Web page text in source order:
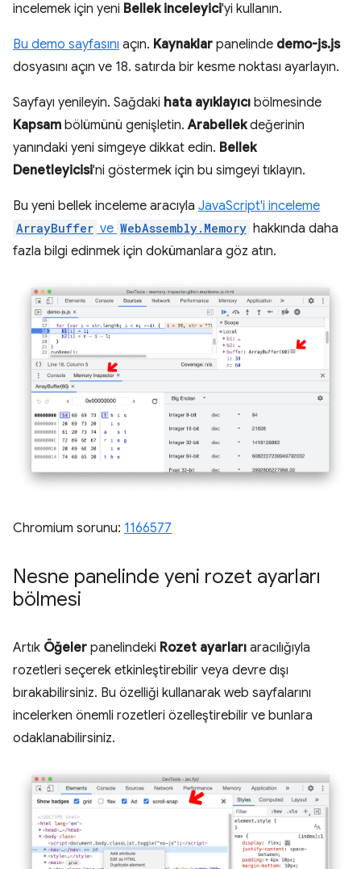
incelemek için yeni Bellek inceleyici'yi kullanın.
Bu demo sayfasını açın. Kaynaklar panelinde demo-js.js
dosyasını açın ve 18. satırda bir kesme noktası ayarlayın.
Sayfayı yenileyin. Sağdaki hata ayıklayıcı bölmesinde
Kapsam bölümünü genişletin.Arabellekdeğerinin
yanındaki yeni simgeye dikkat edin. Bellek
Denetleyicisi'ni göstermek için bu simgeyi tıklayın.
Bu yeni bellek inceleme aracıyla JavaScript'i inceleme
ArrayBuffer ve WebAssembly.Memory hakkında daha
fazla bilgi edinmek için dokümanlara göz atın.
Chromium sorunu: 1166577
Nesne panelinde yeni rozet ayarları
bölmesi
Artık Öğeler panelindeki Rozet ayarları aracılığıyla
rozetleri seçerek etkinleştirebilir veya devre dışı
bırakabilirsiniz. Bu özelliği kullanarak web sayfalarını
incelerken önemli rozetleri özelleştirebilir ve bunlara
odaklanabilirsiniz.